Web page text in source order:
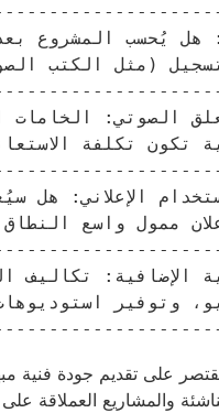
على تقديم جودة فنية
والمشاريع العملاقة